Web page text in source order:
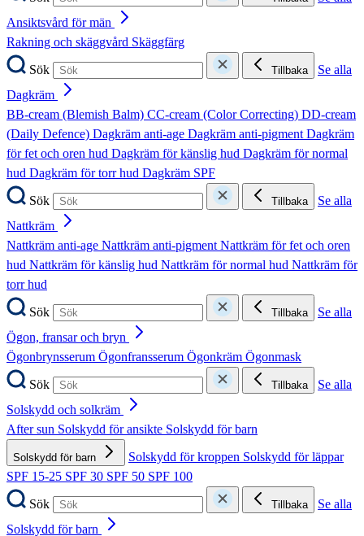
Ansiktsvård för män
Rakning och skäggvård Skäggfärg
Sök
Tillbaka
Se alla
Dagkräm
BB-cream (Blemish Balm) CC-cream (Color Correcting) DD-cream
(Daily Defence) Dagkräm anti-age Dagkräm anti-pigmentDagkräm
för fet och oren hud Dagkräm för känslig hud Dagkräm för normal
hud Dagkräm för torr hud Dagkräm SPF
Sök
Tillbaka
Se alla
Nattkräm
Nattkräm anti-age Nattkräm anti-pigmentNattkräm för fet och oren
hud Nattkräm för känslig hud Nattkräm för normal hud Nattkräm för
torr hud
Sök
Tillbaka
Se alla
Ögon, fransar och bryn
Ögonbrynsserum Ögonfransserum Ögonkräm Ögonmask
Sök
Tillbaka
Se alla
Solskydd och solkräm
After sun Solskydd för ansikte Solskydd för barn
Solskydd för barn Solskydd för kroppen Solskydd för läppar
SPF 15-25 SPF 30 SPF 50 SPF 100
Sök
Tillbaka
Se alla
Solskydd för barn